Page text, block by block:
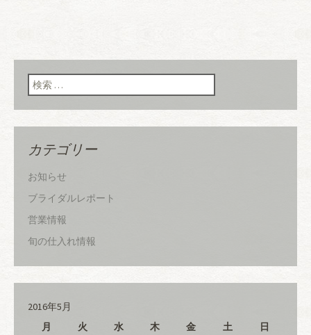
検索:
カテゴリー
お知らせ
ブライダルレポート
営業情報
旬の仕入れ情報
2016年5月
月
火 水 木 金 土 日